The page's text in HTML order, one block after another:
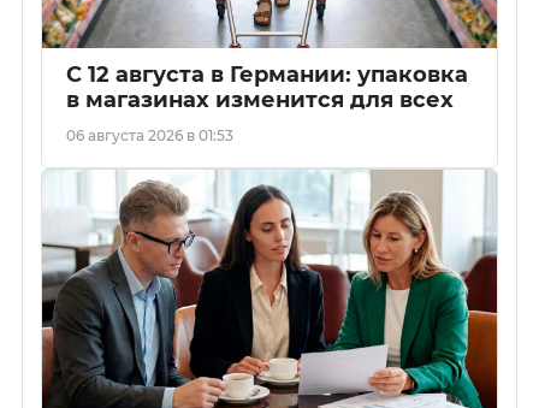
С 12 августа в Германии: упаковка
в магазинах изменится для всех
06 августа 2026 в 01:53